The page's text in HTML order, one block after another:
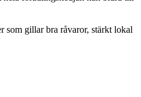
som gillar bra råvaror, stärkt lokal